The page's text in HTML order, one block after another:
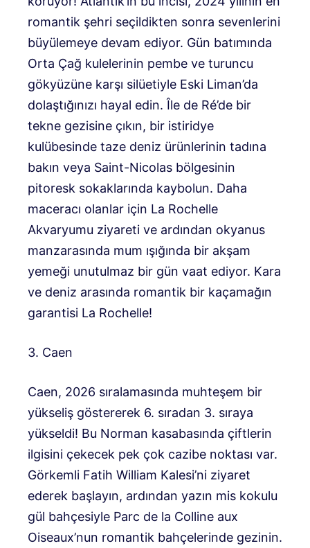
romantik şehri seçildikten sonra sevenlerini
büyülemeye devam ediyor. Gün batımında
Orta Çağ kulelerinin pembe ve turuncu
gökyüzüne karşı silüetiyle Eski Liman’da
dolaştığınızı hayal edin. Île de Ré’de bir
tekne gezisine çıkın, bir istiridye
kulübesinde taze deniz ürünlerinin tadına
bakın veya Saint-Nicolas bölgesinin
pitoresk sokaklarında kaybolun. Daha
maceracı olanlar için La Rochelle
Akvaryumu ziyareti ve ardından okyanus
manzarasında mum ışığında bir akşam
yemeği unutulmaz bir gün vaat ediyor. Kara
ve deniz arasında romantik bir kaçamağın
garantisi La Rochelle!
3. Caen
Caen, 2026 sıralamasında muhteşem bir
yükseliş göstererek 6. sıradan 3. sıraya
yükseldi! Bu Norman kasabasında çiftlerin
ilgisini çekecek pek çok cazibe noktası var.
Görkemli Fatih William Kalesi’ni ziyaret
ederek başlayın, ardından yazın mis kokulu
gül bahçesiyle Parc de la Colline aux
Oiseaux’nun romantik bahçelerinde gezinin.